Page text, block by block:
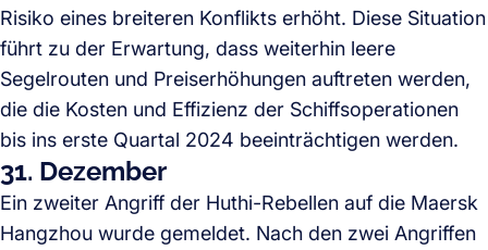
Risiko eines breiteren Konflikts erhöht. Diese Situation
führt zu der Erwartung, dass weiterhin leere
Segelrouten und Preiserhöhungen auftreten werden,
die die Kosten und Effizienz der Schiffsoperationen
bis ins erste Quartal 2024 beeinträchtigen werden.
31. Dezember
Ein zweiter Angriff der Huthi-Rebellen auf die Maersk
Hangzhou wurde gemeldet. Nach den zwei Angriffen